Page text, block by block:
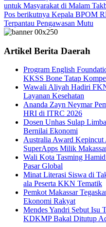
untuk Masyarakat di Malam
Pos berikutnya Kepala BPOM
Terpantau Pengawasan Mutu
Artikel Berita Daerah
Program English
KKSS Bone Tatap
Wawali Aliyah Hadiri
Layanan Kesehatan
Ananda Zayn Neymar
HRI di ITRC 2026
Dosen Unhas Sulap
Bernilai Ekonomi
Australia Award
SuperApps Milik
Wali Kota Tasming
Pasar Global
Minat Literasi Siswa di
ala Peserta KKN Tematik
Pemkot Makassar
Ekonomi Rakyat
Mendes Yandri Sebut Isu
KDKMP Bakal Ditutup